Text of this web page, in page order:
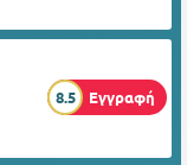
8.5 Εγγραφή